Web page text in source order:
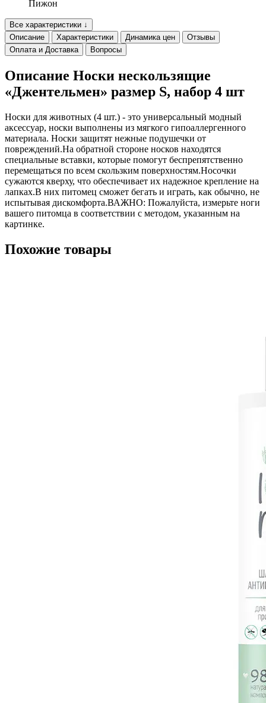
Пижон
Все характеристики ↓
Описание
Характеристики Динамика цен
Отзывы
Оплата и Доставка
Вопросы
Описание Носки нескользящие
«Джентельмен» размер S, набор 4 шт
Носки для животных (4 шт.) - это универсальный модный
аксессуар, носки выполнены из мягкого гипоаллергенного
материала. Носки защитят нежные подушечки от
повреждений.На обратной стороне носков находятся
специальные вставки, которые помогут беспрепятственно
перемещаться по всем скользким поверхностям.Носочки
сужаются кверху, что обеспечивает их надежное крепление на
лапках.В них питомец сможет бегать и играть, как обычно, не
испытывая дискомфорта.ВАЖНО: Пожалуйста, измерьте ноги
вашего питомца в соответствии с методом, указанным на
картинке.
Похожие товары